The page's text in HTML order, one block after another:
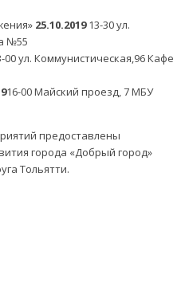
25.10.201913-30 ул.
№55
00 ул. Коммунистическая,96 Кафе
16-00 Майский проезд, 7 МБУ
предоставлены
города «Добрый город»
Тольятти.